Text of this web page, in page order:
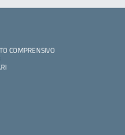
COMPRENSIVO